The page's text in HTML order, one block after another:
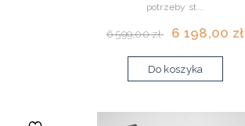
potrzeby st...
6 599,00 zł 6 198,00 zł
Do koszyka